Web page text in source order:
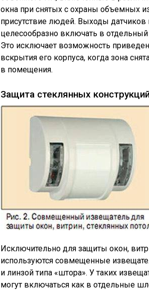
окна при снятых с охраны объемных
присутствие людей. Выходы
целесообразно включать в
Это исключает возможность
вскрытия его корпуса, когда зона
в помещения.
Защита стеклянных
Исключительно для защиты окон,
используются совмещенные
и линзой типа «штора». У таких
могут включаться как в отдельные